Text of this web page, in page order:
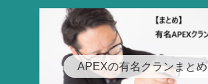
APEXの有名クランまとめ